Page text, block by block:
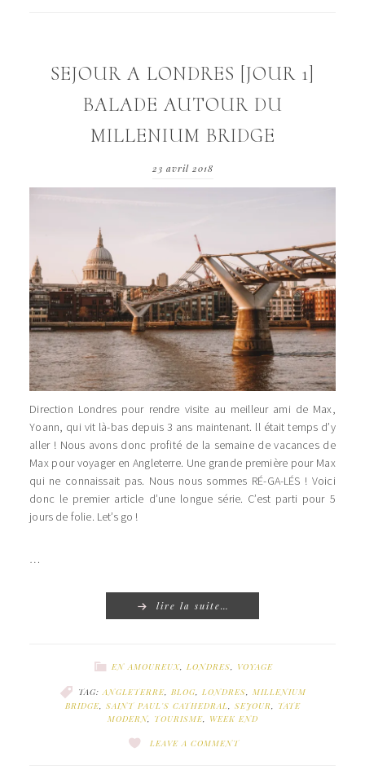
SEJOUR A LONDRES [JOUR 1]
BALADE AUTOUR DU
MILLENIUM BRIDGE
23 avril 2018
Direction Londres pour rendre visite au meilleur ami de Max,
Yoann, qui vit là-bas depuis 3 ans maintenant. ll était temps d’y
aller ! Nous avons donc profité de la semaine de vacances de
Max pour voyager en Angleterre. Une grande première pour Max
qui ne connaissait pas. Nous nous sommes RÉ-GA-LÉS ! Voici
donc le premier article d’une longue série. C’est parti pour 5
jours de folie. Let’s go !
…
lire la suite…
EN AMOUREUX, LONDRES, VOYAGE
TAG: ANGLETERRE, BLOG, LONDRES
MILLENIUM
BRIDGE, SAINT PAUL'S CATHEDRAL SEJOUR
TATE
MODERN, TOURISME, WEEK END
LEAVE A COMMENT